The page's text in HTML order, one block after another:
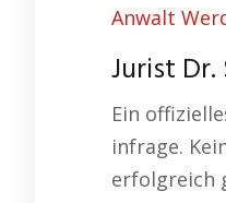
Anwalt
Jurist
Ein
infrage.
erfolgreich